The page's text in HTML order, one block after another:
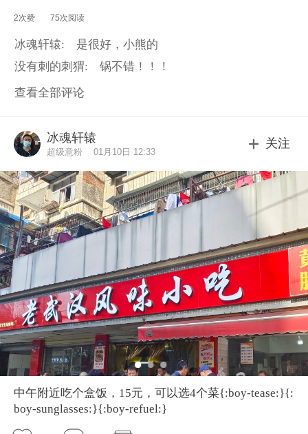
2次赞 75次阅读
冰魂轩辕:
是很好，小熊的
没有刺的刺猬:
锅不错！！！
查看全部评论
冰魂轩辕
超级意粉 01月10日 12:33
关注
中午附近吃个盒饭，15元，可以选4个菜{:boy-tease:}{:
boy-sunglasses:}{:boy-refuel:}